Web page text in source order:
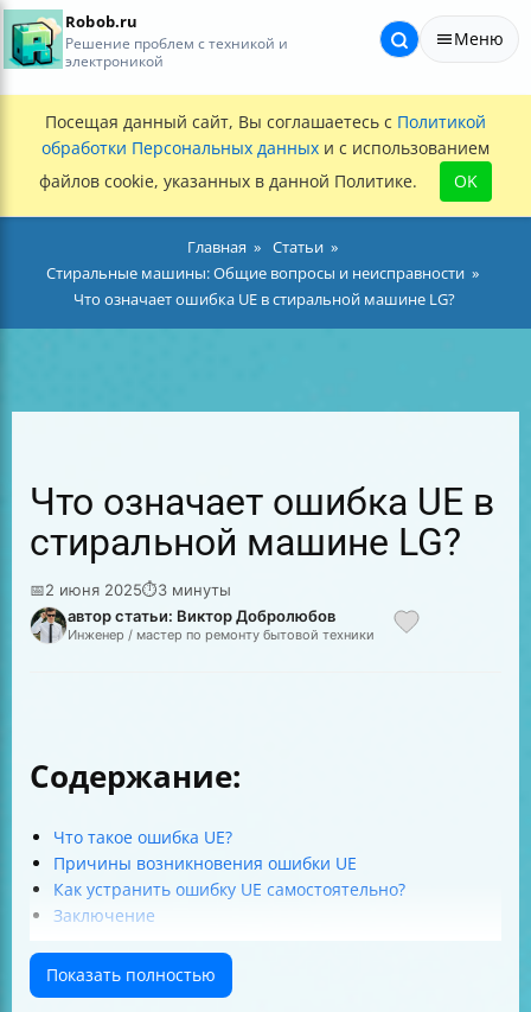
Robob.ru
Решение проблем с техникой и
электроникой
Меню
Посещая данный сайт, Вы соглашаетесь с Политикой
обработки Персональных данных и с использованием
файлов cookie, указанных в данной Политике.
OK
Главная
Статьи
Стиральные машины: Общие вопросы и неисправности
Что означает ошибка UE в стиральной машине LG?
Что означает ошибка UE в
стиральной машине LG?
📅2 июня 2025⏱3 минуты
автор статьи: Виктор Добролюбов
Инженер / мастер по ремонту бытовой техники
Содержание:
Что такое ошибка UE?
Причины возникновения ошибки UE
Как устранить ошибку UE самостоятельно?
Заключение
Показать полностью